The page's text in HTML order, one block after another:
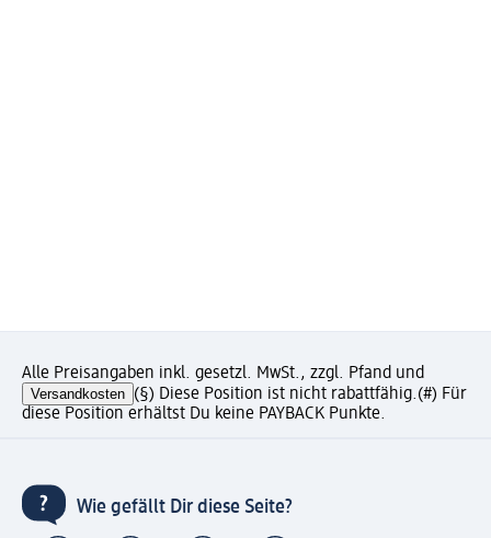
Alle Preisangaben inkl. gesetzl. MwSt., zzgl. Pfand und
Versandkosten (§) Diese Position ist nicht rabattfähig.(#) Für
diese Position erhältst Du keine PAYBACK Punkte.
Wie gefällt Dir diese Seite?